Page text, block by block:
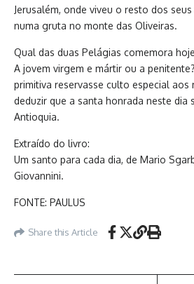
Jerusalém, onde viveu o resto dos
numa gruta no monte das Oliveiras.
Qual das duas Pelágias comemora
A jovem virgem e mártir ou a
primitiva reservasse culto especial aos
deduzir que a santa honrada neste dia
Antioquia.
Extraído do livro:
Um santo para cada dia, de Mario
Giovannini.
FONTE: PAULUS
Share this Article